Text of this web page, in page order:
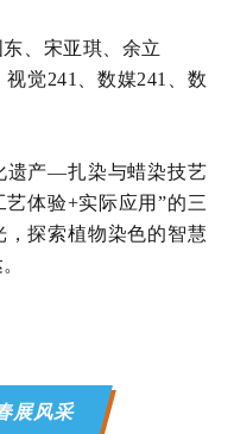
、宋亚琪、余立
觉241、数媒241、数
遗产—扎染与蜡染技艺
艺体验+实际应用”的三
探索植物染色的智慧
展风采